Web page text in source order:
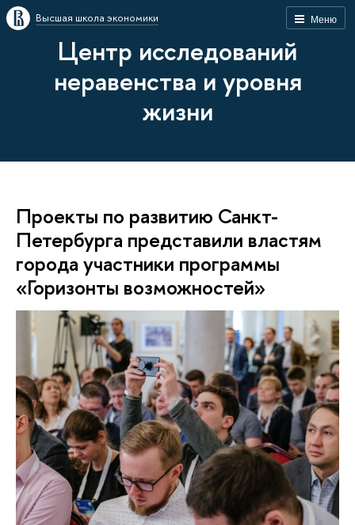
Меню
Высшая школа экономики
Центр исследований
неравенства и уровня
жизни
Проекты по развитию Санкт-
Петербурга представили властям
города участники программы
«Горизонты возможностей»